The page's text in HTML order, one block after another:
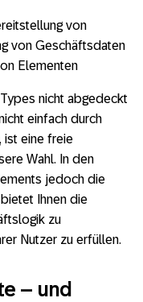
von
von Geschäftsdaten
Elementen
nicht abgedeckt
einfach durch
ist eine freie
Wahl. In den
jedoch die
Ihnen die
zu
Nutzer zu erfüllen.
– und